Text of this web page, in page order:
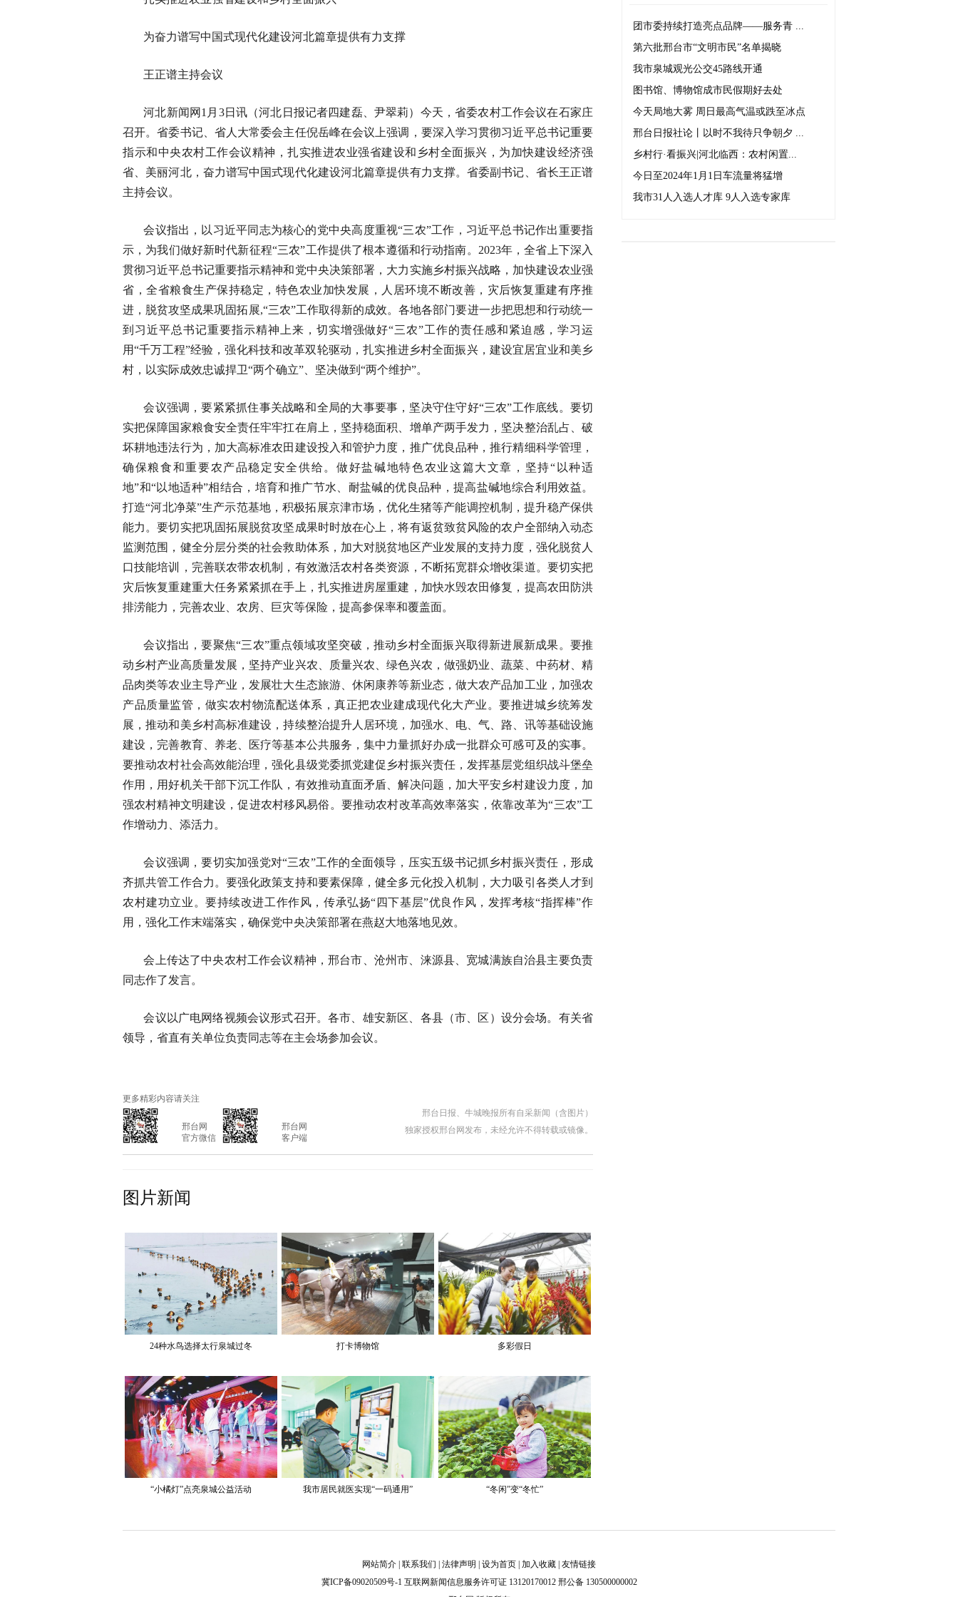
为奋力谱写中国式现代化建设河北篇章提供有力支撑
王正谱主持会议
河北新闻网1月3日讯（河北日报记者四建磊、尹翠莉）今天，省委农村工作会议在石家庄
召开。省委书记、省人大常委会主任倪岳峰在会议上强调，要深入学习贯彻习近平总书记重要
指示和中央农村工作会议精神，扎实推进农业强省建设和乡村全面振兴，为加快建设经济强
省、美丽河北，奋力谱写中国式现代化建设河北篇章提供有力支撑。省委副书记、省长王正谱
主持会议。
会议指出，以习近平同志为核心的党中央高度重视“三农”工作，习近平总书记作出重要指
示，为我们做好新时代新征程“三农”工作提供了根本遵循和行动指南。2023年，全省上下深入
贯彻习近平总书记重要指示精神和党中央决策部署，大力实施乡村振兴战略，加快建设农业强
省，全省粮食生产保持稳定，特色农业加快发展，人居环境不断改善，灾后恢复重建有序推
进，脱贫攻坚成果巩固拓展,“三农”工作取得新的成效。各地各部门要进一步把思想和行动统一
到习近平总书记重要指示精神上来，切实增强做好“三农”工作的责任感和紧迫感，学习运
用“千万工程”经验，强化科技和改革双轮驱动，扎实推进乡村全面振兴，建设宜居宜业和美乡
村，以实际成效忠诚捍卫“两个确立”、坚决做到“两个维护”。
会议强调，要紧紧抓住事关战略和全局的大事要事，坚决守住守好“三农”工作底线。要切
实把保障国家粮食安全责任牢牢扛在肩上，坚持稳面积、增单产两手发力，坚决整治乱占、破
坏耕地违法行为，加大高标准农田建设投入和管护力度，推广优良品种，推行精细科学管理，
确保粮食和重要农产品稳定安全供给。做好盐碱地特色农业这篇大文章，坚持“以种适
地”和“以地适种”相结合，培育和推广节水、耐盐碱的优良品种，提高盐碱地综合利用效益。
打造“河北净菜”生产示范基地，积极拓展京津市场，优化生猪等产能调控机制，提升稳产保供
能力。要切实把巩固拓展脱贫攻坚成果时时放在心上，将有返贫致贫风险的农户全部纳入动态
监测范围，健全分层分类的社会救助体系，加大对脱贫地区产业发展的支持力度，强化脱贫人
口技能培训，完善联农带农机制，有效激活农村各类资源，不断拓宽群众增收渠道。要切实把
灾后恢复重建重大任务紧紧抓在手上，扎实推进房屋重建，加快水毁农田修复，提高农田防洪
排涝能力，完善农业、农房、巨灾等保险，提高参保率和覆盖面。
会议指出，要聚焦“三农”重点领域攻坚突破，推动乡村全面振兴取得新进展新成果。要推
动乡村产业高质量发展，坚持产业兴农、质量兴农、绿色兴农，做强奶业、蔬菜、中药材、精
品肉类等农业主导产业，发展壮大生态旅游、休闲康养等新业态，做大农产品加工业，加强农
产品质量监管，做实农村物流配送体系，真正把农业建成现代化大产业。要推进城乡统筹发
展，推动和美乡村高标准建设，持续整治提升人居环境，加强水、电、气、路、讯等基础设施
建设，完善教育、养老、医疗等基本公共服务，集中力量抓好办成一批群众可感可及的实事。
要推动农村社会高效能治理，强化县级党委抓党建促乡村振兴责任，发挥基层党组织战斗堡垒
作用，用好机关干部下沉工作队，有效推动直面矛盾、解决问题，加大平安乡村建设力度，加
强农村精神文明建设，促进农村移风易俗。要推动农村改革高效率落实，依靠改革为“三农”工
作增动力、添活力。
会议强调，要切实加强党对“三农”工作的全面领导，压实五级书记抓乡村振兴责任，形成
齐抓共管工作合力。要强化政策支持和要素保障，健全多元化投入机制，大力吸引各类人才到
农村建功立业。要持续改进工作作风，传承弘扬“四下基层”优良作风，发挥考核“指挥棒”作
用，强化工作末端落实，确保党中央决策部署在燕赵大地落地见效。
会上传达了中央农村工作会议精神，邢台市、沧州市、涞源县、宽城满族自治县主要负责
同志作了发言。
会议以广电网络视频会议形式召开。各市、雄安新区、各县（市、区）设分会场。有关省
领导，省直有关单位负责同志等在主会场参加会议。
更多精彩内容请关注
			邢台网
			官方微信
			邢台网
			客户端
邢台日报、牛城晚报所有自采新闻（含图片）
独家授权邢台网发布，未经允许不得转载或镜像。
图片新闻
24种水鸟选择太行泉城过冬 打卡博物馆 多彩假日
“小橘灯”点亮泉城公益活动 我市居民就医实现“一码通用” “冬闲”变“冬忙”
团市委持续打造亮点品牌——服务青 ...
第六批邢台市“文明市民”名单揭晓
我市泉城观光公交45路线开通
图书馆、博物馆成市民假期好去处
今天局地大雾 周日最高气温或跌至冰点
邢台日报社论丨以时不我待只争朝夕 ...
乡村行·看振兴|河北临西：农村闲置...
今日至2024年1月1日车流量将猛增
我市31人入选人才库 9人入选专家库
网站简介 联系我们 法律声明 设为首页 加入收藏 友情链接
冀ICP备09020509号-1 互联网新闻信息服务许可证 13120170012 邢公备 130500000002